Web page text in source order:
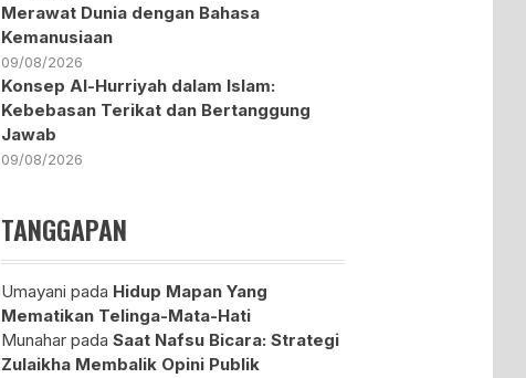
Merawat Dunia dengan Bahasa
Kemanusiaan
09/08/2026
Konsep Al-Hurriyah dalam Islam:
Kebebasan Terikat dan Bertanggung
Jawab
09/08/2026
TANGGAPAN
Umayani pada Hidup Mapan Yang
Mematikan Telinga-Mata-Hati
Munahar padaSaat Nafsu Bicara: Strategi
Zulaikha Membalik Opini Publik